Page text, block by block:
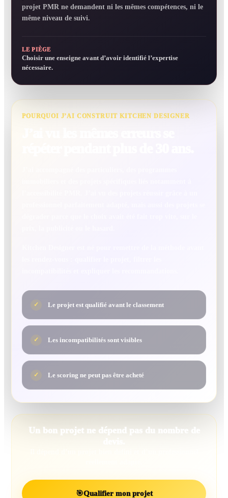
projet PMR ne demandent ni les mêmes compétences, ni le
même niveau de suivi.
LE PIÈGE
Choisir une enseigne avant d’avoir identifié l’expertise
nécessaire.
POURQUOI J’AI CONSTRUIT KITCHEN DESIGNER
✓ Le projet est qualifié avant le classement
✓ Les incompatibilités sont visibles
✓ Le scoring ne peut pas être acheté
Un bon projet ne dépend pas du nombre de
🎯Qualifier mon projet